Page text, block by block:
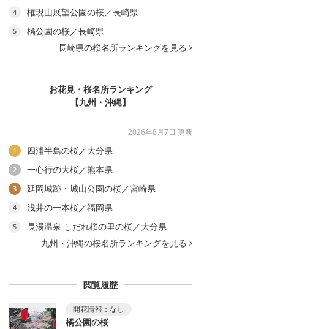
4 権現山展望公園の桜／長崎県
5
橘公園の桜／長崎県
長崎県の桜名所ランキングを見る
お花見・桜名所ランキング
【九州・沖縄】
2026年8月7日 更新
1 四浦半島の桜／大分県
2 一心行の大桜／熊本県
3 延岡城跡・城山公園の桜／宮崎県
4 浅井の一本桜／福岡県
5
長湯温泉 しだれ桜の里の桜／大分県
九州・沖縄の桜名所ランキングを見る
閲覧履歴
橘公園の桜